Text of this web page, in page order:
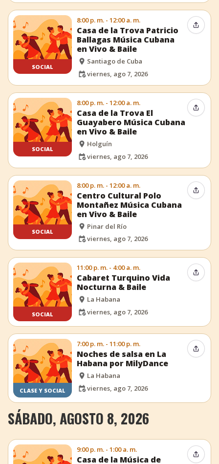
SOCIAL
8:00 p. m. - 12:00 a. m.
Casa de la Trova Patricio
Ballagas Música Cubana
en Vivo & Baile
Santiago de Cuba
viernes, ago 7, 2026
SOCIAL
8:00 p. m. - 12:00 a. m.
Casa de la Trova El
Guayabero Música Cubana
en Vivo & Baile
Holguín
viernes, ago 7, 2026
SOCIAL
8:00 p. m. - 12:00 a. m.
Centro Cultural Polo
Montañez Música Cubana
en Vivo & Baile
Pinar del Río
viernes, ago 7, 2026
SOCIAL
11:00 p. m. - 4:00 a. m.
Cabaret Turquino Vida
Nocturna & Baile
La Habana
viernes, ago 7, 2026
CLASE Y SOCIAL
7:00 p. m. - 11:00 p. m.
Noches de salsa en La
Habana por MilyDance
La Habana
viernes, ago 7, 2026
SÁBADO, AGOSTO 8, 2026
9:00 p. m. - 1:00 a. m.
Casa de la Música de